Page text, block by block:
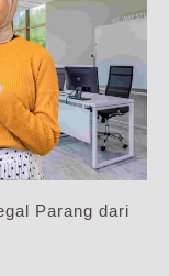
Parang dari